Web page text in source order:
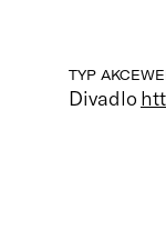
TYP AKCE
Divadlo